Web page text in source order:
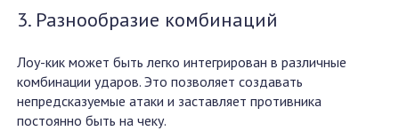
3. Разнообразие комбинаций
Лоу-кик может быть легко интегрирован в различные
комбинации ударов. Это позволяет создавать
непредсказуемые атаки и заставляет противника
постоянно быть на чеку.